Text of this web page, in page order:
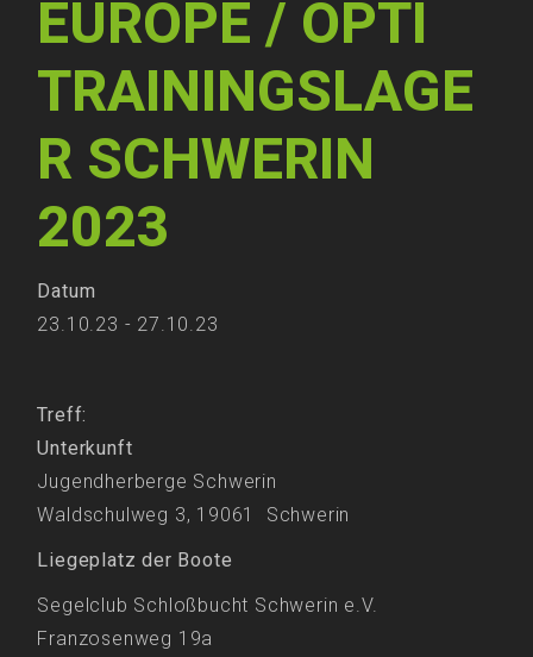
EUROPE / OPTI
TRAININGSLAGE
R SCHWERIN
2023
Datum
23.10.23 - 27.10.23
Treff:
Unterkunft
Jugendherberge Schwerin
Waldschulweg 3, 19061 Schwerin
Liegeplatz der Boote
Segelclub Schloßbucht Schwerin e.V.
Franzosenweg 19a